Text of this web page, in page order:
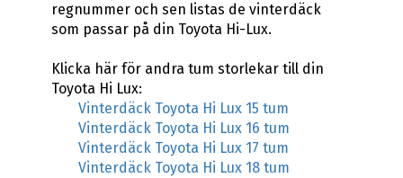
regnummer och sen listas de vinterdäck
som passar på din Toyota Hi-Lux.
Klicka här för andra tum storlekar till din
Toyota Hi Lux:
Vinterdäck Toyota Hi Lux 15 tum
Vinterdäck Toyota Hi Lux 16 tum
Vinterdäck Toyota Hi Lux 17 tum
Vinterdäck Toyota Hi Lux 18 tum